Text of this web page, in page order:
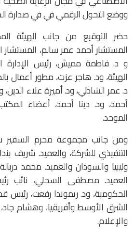
ووضع التحول الرقمي في في صدارة
حضر التوقيع من جانب الهيئة
المستشار أحمد عمر سالم، المستشار
و د. فاطمة مميش، رئيس الإدارة
الهيئة، ود. هاجر عزت، مطور أعمال
د. عمر الشاذلي، ود. أميرة علاء
أحمد، ود. دينا أحمد، أعضاء
الموحد.
ومن جانب مجموعة محرم السفير
التنفيذي للشركة، والعميد. شريف
وليبيا والسودان والعميد. محمد
العميد. مصطفى السحلي، نائب
الحكومية، ود. ريموندا رفعت، رئيس
الشرق الأوسط وأفريقيا، وهشام
والإعلام.